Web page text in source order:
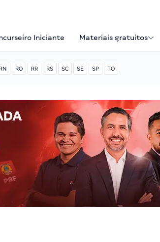
Iniciante Materiais gratuitos
RN RO RR RS SC SE SP TO